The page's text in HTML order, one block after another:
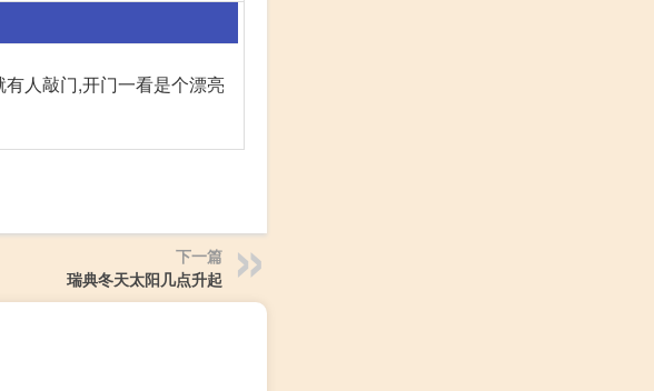
人敲门,开门一看是个漂亮
下一篇
瑞典冬天太阳几点升起